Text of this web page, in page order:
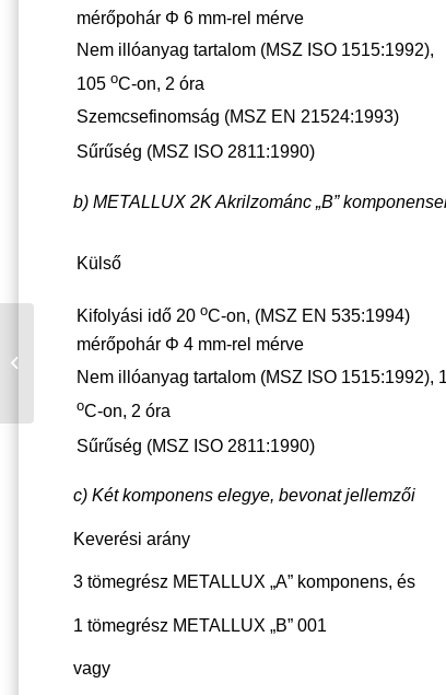
mérőpohár Φ 6 mm-rel mérve
Nem illóanyag tartalom (MSZ ISO 1515:1992),
105 oC-on, 2 óra
Szemcsefinomság (MSZ EN 21524:1993)
Sűrűség (MSZ ISO 2811:1990)
b) METALLUX 2K Akrilzománc „B”
Külső
Kifolyási idő 20 oC-on, (MSZ EN 535:1994)
mérőpohár Φ 4 mm-rel mérve
Nem illóanyag tartalom (MSZ ISO 1515:1992),
oC-on, 2 óra
Sűrűség (MSZ ISO 2811:1990)
c) Két komponens elegye, bevonat jellemzői
Keverési arány
3 tömegrész METALLUX „A” komponens, és
1 tömegrész METALLUX „B” 001
vagy
Metallux AQUA 2K
akrilzománc